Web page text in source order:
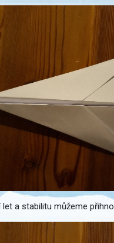
let a stabilitu můžeme